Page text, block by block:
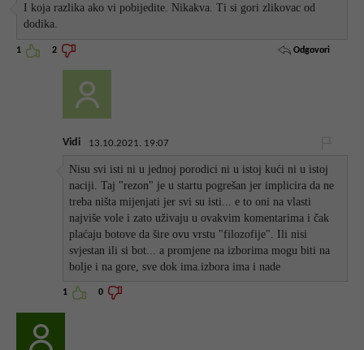
I koja razlika ako vi pobijedite. Nikakva. Ti si gori zlikovac od
dodika.
1 2 Odgovori
Vidi 13.10.2021. 19:07
Nisu svi isti ni u jednoj porodici ni u istoj kući ni u istoj
naciji. Taj "rezon" je u startu pogrešan jer implicira da ne
treba ništa mijenjati jer svi su isti... e to oni na vlasti
najviše vole i zato uživaju u ovakvim komentarima i čak
plaćaju botove da šire ovu vrstu "filozofije". Ili nisi
svjestan ili si bot... a promjene na izborima mogu biti na
bolje i na gore, sve dok ima.izbora ima i nade
1 0